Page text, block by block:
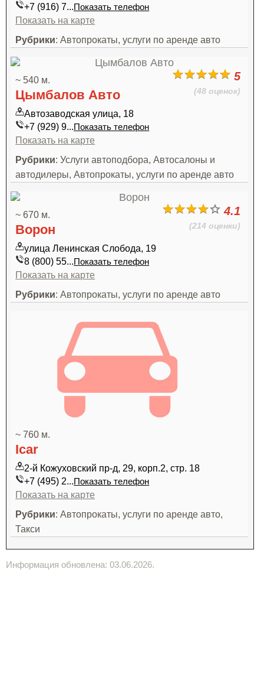
+7 (916) 7...Показать телефон
Показать на карте
Рубрики: Автопрокаты, услуги по аренде авто
5
(48 оценок)
~ 540 м.
Цымбалов Авто
Автозаводская улица, 18
+7 (929) 9...Показать телефон
Показать на карте
Рубрики: Услуги автоподбора, Автосалоны и
автодилеры, Автопрокаты, услуги по аренде авто
4.1
(214 оценки)
~ 670 м.
Ворон
улица Ленинская Слобода, 19
8 (800) 55...Показать телефон
Показать на карте
Рубрики: Автопрокаты, услуги по аренде авто
~ 760 м.
Icar
2-й Кожуховский пр-д, 29, корп.2, стр. 18
+7 (495) 2...Показать телефон
Показать на карте
Рубрики: Автопрокаты, услуги по аренде авто,
Такси
Информация обновлена: 03.06.2026.